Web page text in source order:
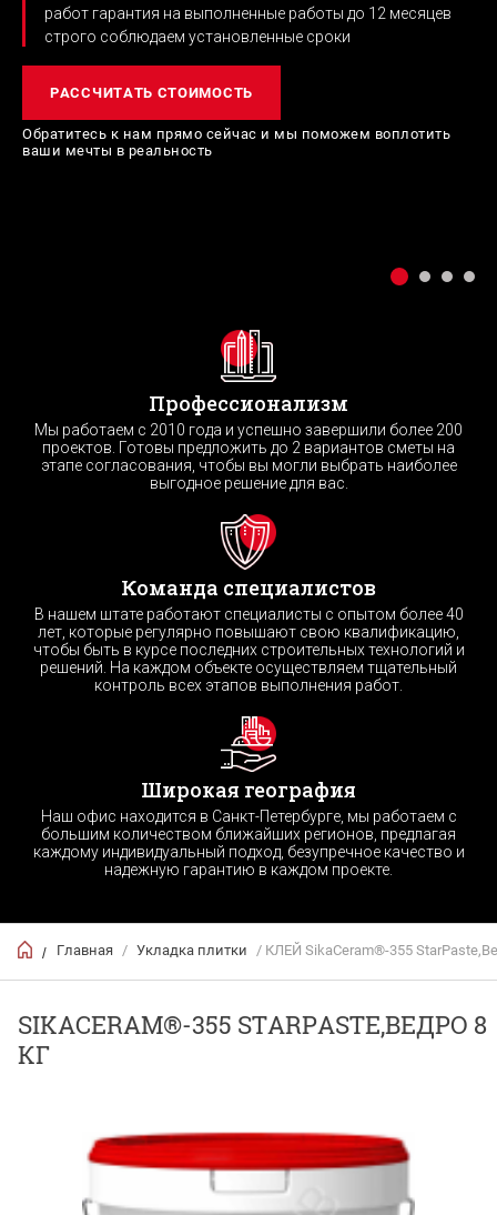
работ гарантия на выполненные работы до 12 месяцев
строго соблюдаем установленные сроки
РАССЧИТАТЬ СТОИМОСТЬ
Обратитесь к нам прямо сейчас и мы поможем воплотить
ваши мечты в реальность
Профессионализм
Мы работаем с 2010 года и успешно завершили более 200
проектов. Готовы предложить до 2 вариантов сметы на
этапе согласования, чтобы вы могли выбрать наиболее
выгодное решение для вас.
Команда специалистов
В нашем штате работают специалисты с опытом более 40
лет, которые регулярно повышают свою квалификацию,
чтобы быть в курсе последних строительных технологий и
решений. На каждом объекте осуществляем тщательный
контроль всех этапов выполнения работ.
Широкая география
Наш офис находится в Санкт-Петербурге, мы работаем с
большим количеством ближайших регионов, предлагая
каждому индивидуальный подход, безупречное качество и
надежную гарантию в каждом проекте.
/ Главная / Укладка плитки / КЛЕЙ SikaCeram®-355
SIKACERAM®-355 STARPASTE,ВЕДРО 8
КГ